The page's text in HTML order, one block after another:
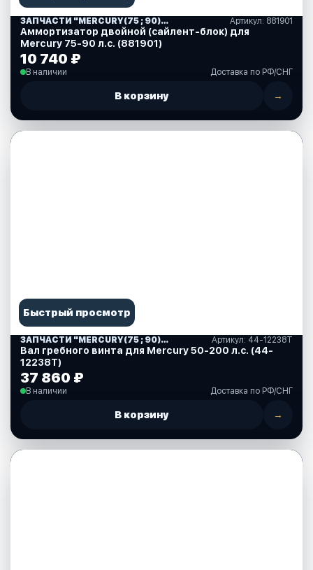
ЗАПЧАСТИ "MERCURY(75 ; 90)" США (10) Артикул: 881901
Аммортизатор двойной (сайлент-блок) для
Mercury 75-90 л.с. (881901)
10 740 ₽
В наличии Доставка по РФ/СНГ
В корзину →
Быстрый просмотр
ЗАПЧАСТИ "MERCURY(75 ; 90)" США (10) Артикул: 44-12238Т
Вал гребного винта для Mercury 50-200 л.с. (44-
12238Т)
37 860 ₽
В наличии Доставка по РФ/СНГ
В корзину →